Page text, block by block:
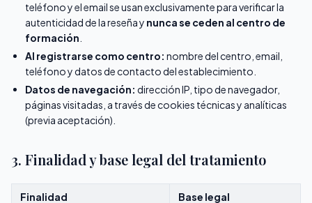
teléfono y el email se usan exclusivamente para verificar la
autenticidad de la reseña y nunca se ceden al centro de
formación
Al registrarse como centro: nombre del centro, email,
teléfono y datos de contacto del establecimiento.
Datos de navegación: dirección IP, tipo de navegador,
páginas visitadas, a través de cookies técnicas y analíticas
(previa aceptación).
3. Finalidad y base legal del tratamiento
Finalidad Base legal